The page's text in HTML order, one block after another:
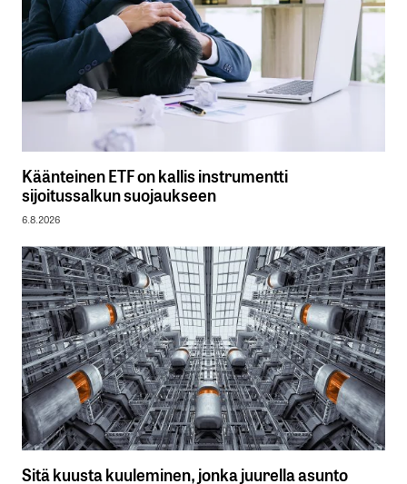
Käänteinen ETF on kallis instrumentti
sijoitussalkun suojaukseen
6.8.2026
Sitä kuusta kuuleminen, jonka juurella asunto